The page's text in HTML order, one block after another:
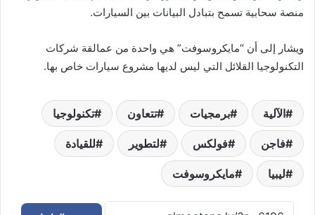
منصة سحابية تسمح بتبادل البيانات بين السيارات.
ويشار إلى أن “مايكروسوفت” هي واحدة من عمالقة شركات
التكنولوجيا القلائل التي ليس لديها مشروع سيارات خاص بها.
الآلية برمجيات تتعاون تكنولوجيا
فاجن فولكس لتطوير للقيادة
ليبيا مايكروسوفت